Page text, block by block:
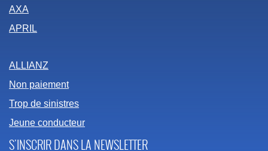
AXA
APRIL
ALLIANZ
Non paiement
Trop de sinistres
Jeune conducteur
S'INSCRIR DANS LA NEWSLETTER